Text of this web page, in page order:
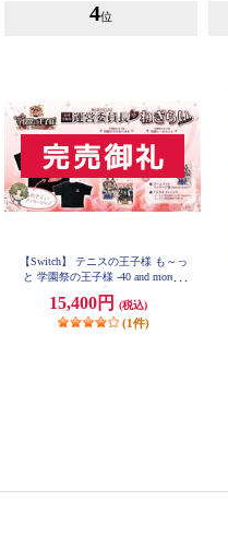
4位
【Switch】 テニスの王子様 も～っ
と 学園祭の王子様 -40 and more...
らいエディション
15,400円 (税込)
(1件)